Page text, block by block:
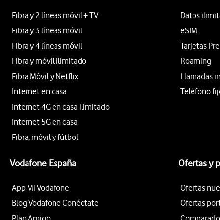
Fibra y 2 líneas móvil + TV
Fibra y 3 líneas móvil
Fibra y 4 líneas móvil
Fibra y móvil ilimitado
Fibra Móvil y Netflix
Internet en casa
Internet 4G en casa ilimitado
Internet 5G en casa
Fibra, móvil y fútbol
Datos
eSIM
Tarjetas
Roaming
Llamadas
Teléfono
Vodafone España
App Mi Vodafone
Blog Vodafone Conéctate
Plan Amigo
Ofertas y
Ofertas
Ofertas